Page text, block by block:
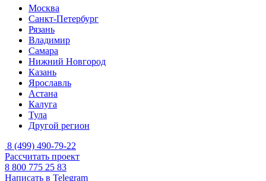
Москва
Санкт-Петербург
Рязань
Владимир
Самара
Нижний Новгород
Казань
Ярославль
Астана
Калуга
Тула
Другой регион
8 (499) 490-79-22
Рассчитать проект
8 800 775 25 83
Написать в Telegram